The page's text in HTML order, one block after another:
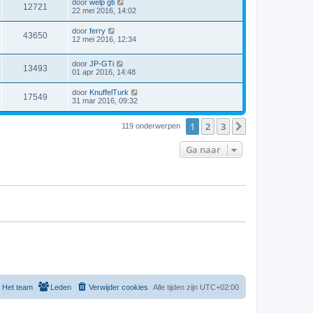
12721 door welp gti
22 mei 2016, 14:02
43650 door ferry
12 mei 2016, 12:34
13493 door JP-GTi
01 apr 2016, 14:48
17549 door KnuffelTurk
31 mar 2016, 09:32
119 onderwerpen 1 2 3
Ga naar
Alle tijden zijn UTC+02:00
Verwijder cookies
Leden
Het team